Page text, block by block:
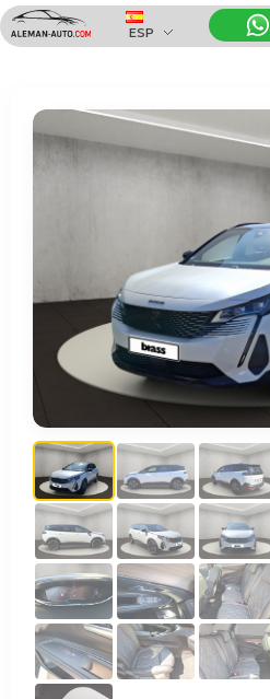
Coches de Alemania
Importación de Coches de Alemania
ESP